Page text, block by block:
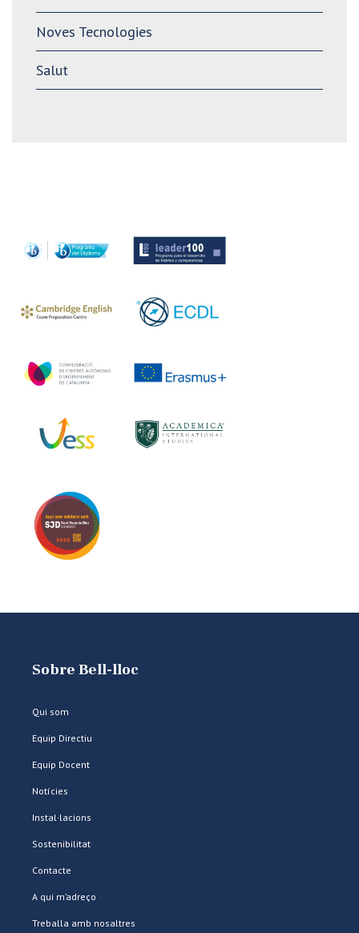
Noves Tecnologies
Salut
Sobre Bell-lloc
Qui som
Equip Directiu
Equip Docent
Notícies
Instal·lacions
Sostenibilitat
Contacte
A qui m’adreço
Treballa amb nosaltres